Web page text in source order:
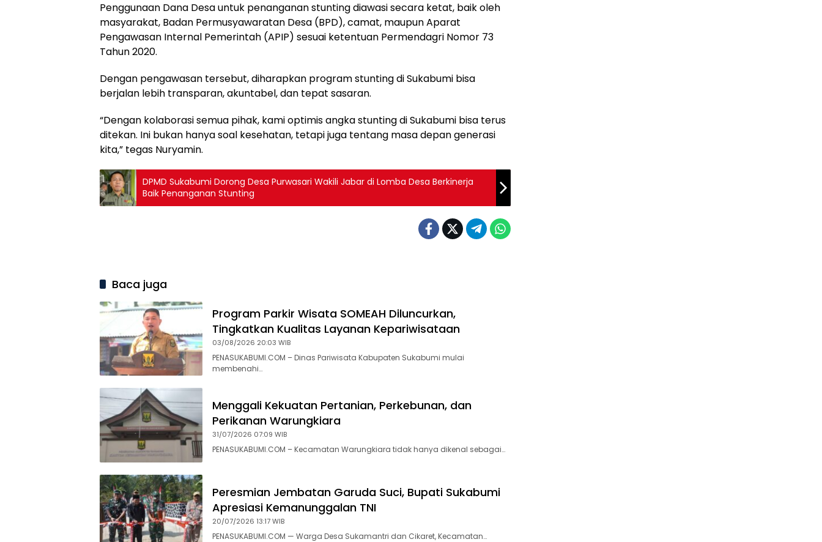
Penggunaan Dana Desa untuk penanganan stunting diawasi secara ketat, baik oleh
masyarakat, Badan Permusyawaratan Desa (BPD), camat, maupun Aparat
Pengawasan Internal Pemerintah (APIP) sesuai ketentuan Permendagri Nomor 73
Tahun 2020.
Dengan pengawasan tersebut, diharapkan program stunting di Sukabumi bisa
berjalan lebih transparan, akuntabel, dan tepat sasaran.
“Dengan kolaborasi semua pihak, kami optimis angka stunting di Sukabumi bisa terus
ditekan. Ini bukan hanya soal kesehatan, tetapi juga tentang masa depan generasi
kita,” tegas Nuryamin.
DPMD Sukabumi Dorong Desa Purwasari Wakili Jabar di Lomba Desa Berkinerja
Baik Penanganan Stunting
Baca juga
Program Parkir Wisata SOMEAH Diluncurkan,
Tingkatkan Kualitas Layanan Kepariwisataan
03/08/2026 20:03 WIB
PENASUKABUMI.COM – Dinas Pariwisata Kabupaten Sukabumi mulai
membenahi…
Menggali Kekuatan Pertanian, Perkebunan, dan
Perikanan Warungkiara
31/07/2026 07:09 WIB
PENASUKABUMI.COM – Kecamatan Warungkiara tidak hanya dikenal sebagai…
Peresmian Jembatan Garuda Suci, Bupati Sukabumi
Apresiasi Kemanunggalan TNI
20/07/2026 13:17 WIB
PENASUKABUMI.COM — Warga Desa Sukamantri dan Cikaret, Kecamatan…